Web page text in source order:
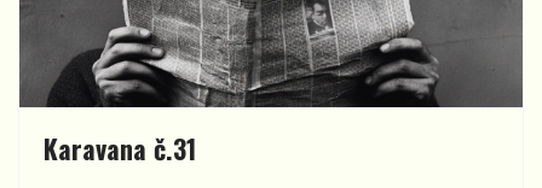
Karavana č.31